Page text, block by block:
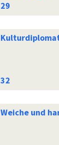
Weiche und